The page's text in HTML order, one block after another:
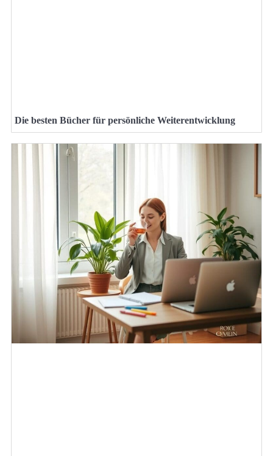
Die besten Bücher für persönliche Weiterentwicklung